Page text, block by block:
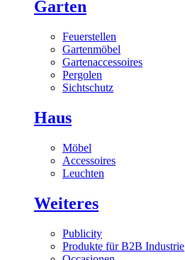
Garten
Feuerstellen
Gartenmöbel
Gartenaccessoires
Pergolen
Sichtschutz
Haus
Möbel
Accessoires
Leuchten
Weiteres
Publicity
Produkte für B2B Industrie